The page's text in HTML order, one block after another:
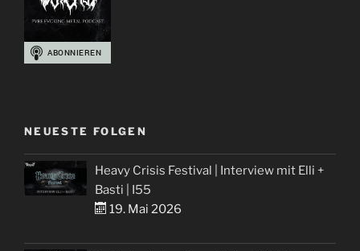
NEUESTE FOLGEN
Heavy Crisis Festival | Interview mit Elli +
Basti | I55
19. Mai 2026